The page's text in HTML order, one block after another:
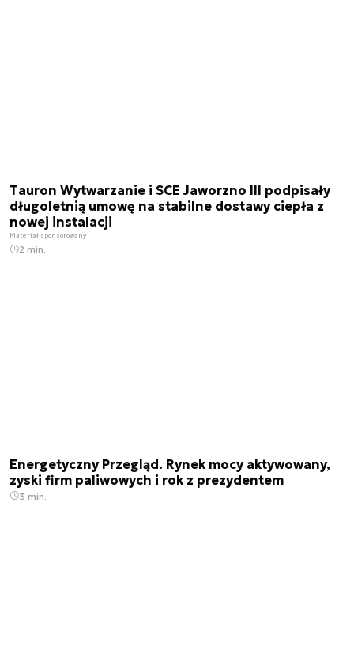
Tauron Wytwarzanie i SCE Jaworzno III podpisały
długoletnią umowę na stabilne dostawy ciepła z
nowej instalacji
Materiał sponsorowany
2 min.
Energetyczny Przegląd. Rynek mocy aktywowany,
zyski firm paliwowych i rok z prezydentem
3 min.